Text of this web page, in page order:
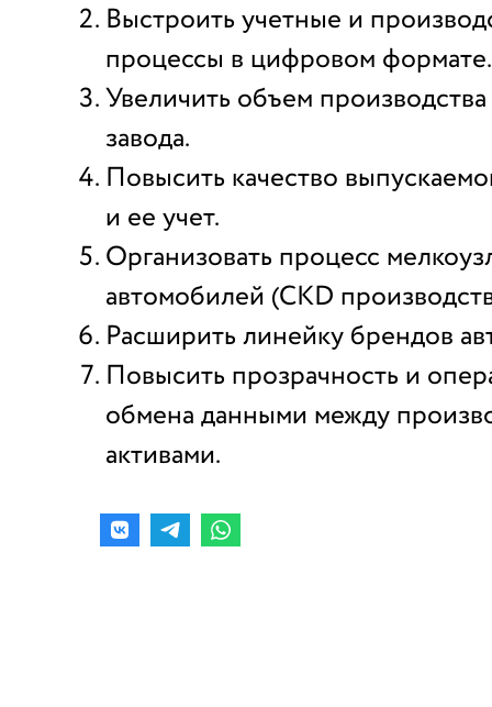
Выстроить учетные и
процессы в цифровом формате.
Увеличить объем
завода.
Повысить качество
и ее учет.
Организовать процесс
автомобилей (CKD
Расширить линейку брендов
Повысить прозрачность и
обмена данными между
активами.